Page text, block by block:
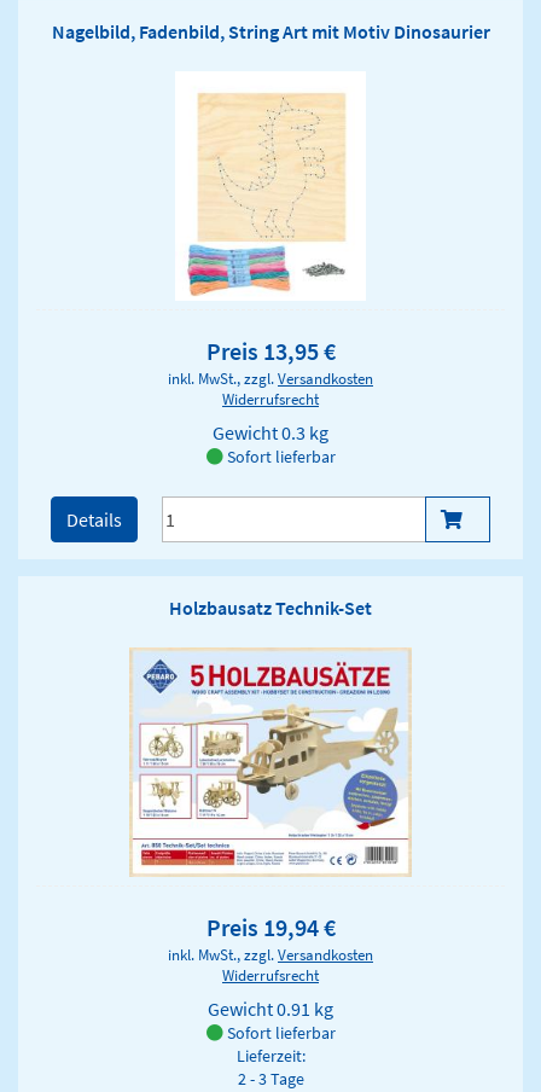
Nagelbild, Fadenbild, String Art mit Motiv Dinosaurier
Preis 13,95 €
inkl. MwSt., zzgl.Versandkosten
Widerrufsrecht
Gewicht0.3 kg
Sofort lieferbar
Details
Holzbausatz Technik-Set
Preis 19,94 €
inkl. MwSt., zzgl.Versandkosten
Widerrufsrecht
Gewicht0.91 kg
Sofort lieferbar
Lieferzeit:
2 - 3 Tage